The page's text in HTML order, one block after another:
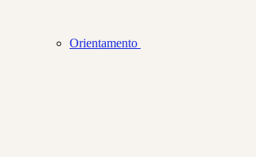
Orientamento